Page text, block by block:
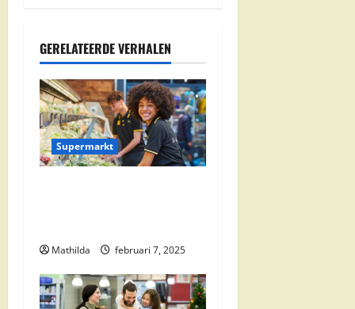
h
t
n
a
g
a
GERELATEERDE VERHALEN
Supermarkt
Mathilda februari 7, 2025